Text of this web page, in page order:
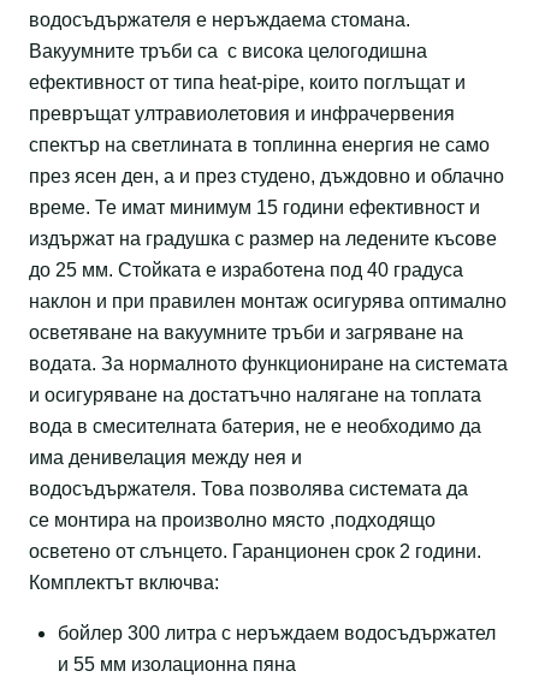
водосъдържателя е неръждаема стомана.
Вакуумните тръби са с висока целогодишна
ефективност от типа heat-pipe, които поглъщат и
превръщат ултравиолетовия и инфрачервения
спектър на светлината в топлинна енергия не само
през ясен ден, а и през студено, дъждовно и облачно
време. Те имат минимум 15 години ефективност и
издържат на градушка с размер на ледените късове
до 25 мм. Стойката е изработена под 40 градуса
наклон и при правилен монтаж осигурява оптимално
осветяване на вакуумните тръби и загряване на
водата. За нормалното функциониране на системата
и осигуряване на достатъчно налягане на топлата
вода в смесителната батерия, не е необходимо да
има денивелация между нея и
водосъдържателя. Това позволява системата да
се монтира на произволно място ,подходящо
осветено от слънцето. Гаранционен срок 2 години.
Комплектът включва:
бойлер 300 литра с неръждаем водосъдържател
и 55 мм изолационна пяна